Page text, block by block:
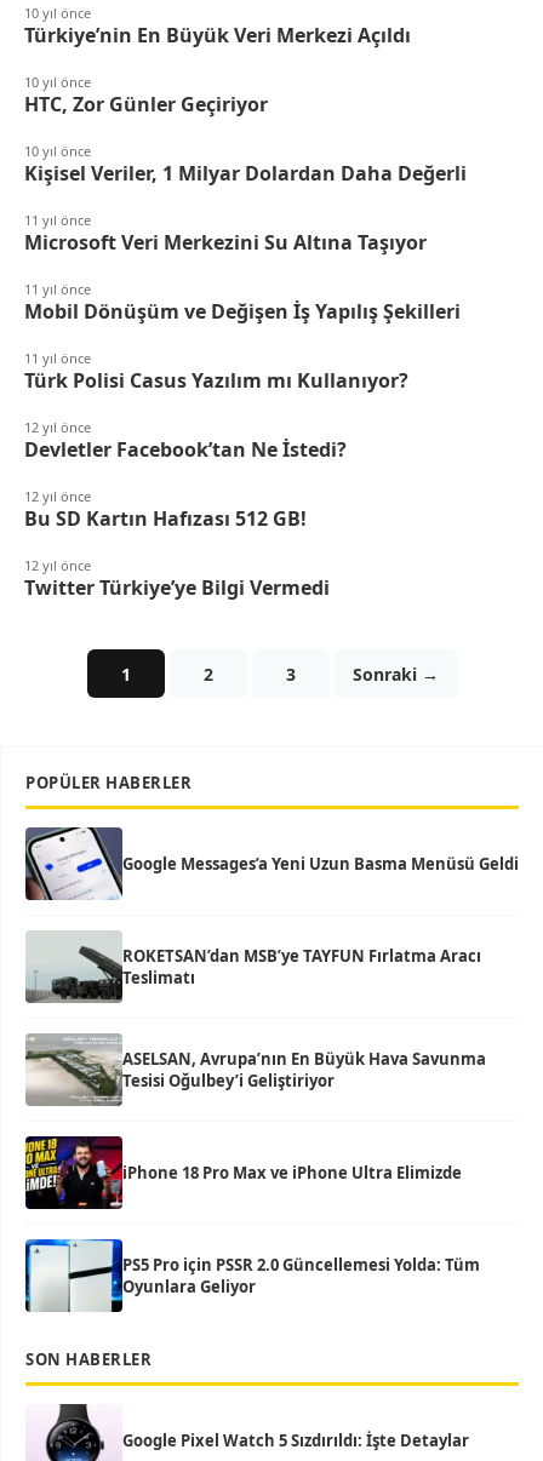
10 yıl önce
Türkiye’nin En Büyük Veri Merkezi Açıldı
10 yıl önce
HTC, Zor Günler Geçiriyor
10 yıl önce
Kişisel Veriler, 1 Milyar Dolardan Daha Değerli
11 yıl önce
Microsoft Veri Merkezini Su Altına Taşıyor
11 yıl önce
Mobil Dönüşüm ve Değişen İş Yapılış Şekilleri
11 yıl önce
Türk Polisi Casus Yazılım mı Kullanıyor?
12 yıl önce
Devletler Facebook’tan Ne İstedi?
12 yıl önce
Bu SD Kartın Hafızası 512 GB!
12 yıl önce
Twitter Türkiye’ye Bilgi Vermedi
1 2 3 Sonraki →
POPÜLER HABERLER
Google Messages’a Yeni Uzun Basma Menüsü Geldi
ROKETSAN’dan MSB’ye TAYFUN Fırlatma Aracı
Teslimatı
ASELSAN, Avrupa’nın En Büyük Hava Savunma
Tesisi Oğulbey’i Geliştiriyor
iPhone 18 Pro Max ve iPhone Ultra Elimizde
PS5 Pro için PSSR 2.0 Güncellemesi Yolda: Tüm
Oyunlara Geliyor
SON HABERLER
Google Pixel Watch 5 Sızdırıldı: İşte Detaylar